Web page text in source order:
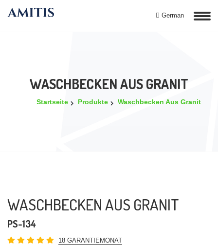
German
WASCHBECKEN AUS GRANIT
Startseite Produkte Waschbecken Aus Granit
WASCHBECKEN AUS GRANIT
PS-134
18 GARANTIEMONAT